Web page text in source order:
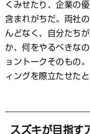
くみせたり、企業の
含まれがちだ。両社
んどなく、自分たち
か、何をやるべきな
ョントークそのもの
ィングを際立たせたと
スズキが目指す